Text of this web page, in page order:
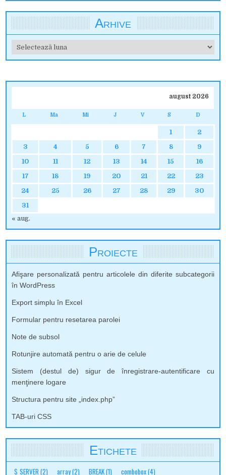
Arhive
Arhive
august 2026
L Ma Mi J V S D
1
2
3
4 5 6 7 8
9
10
11 12 13 14 15
16
17
18 19 20 21 22
23
24
25 26 27 28 29
30
31
« aug.
Proiecte
Afişare personalizată pentru articolele din diferite subcategorii
în WordPress
Export simplu în Excel
Formular pentru resetarea parolei
Note de subsol
Rotunjire automată pentru o arie de celule
Sistem (destul de) sigur de înregistrare-autentificare cu
menţinere logare
Structura pentru site „index.php”
TAB-uri CSS
Etichete
$_SERVER (2) array(2) BREAK(1) combobox(4)